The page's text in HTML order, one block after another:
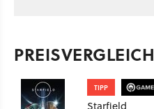
PREISVERGLEICH
TIPP
Starfield